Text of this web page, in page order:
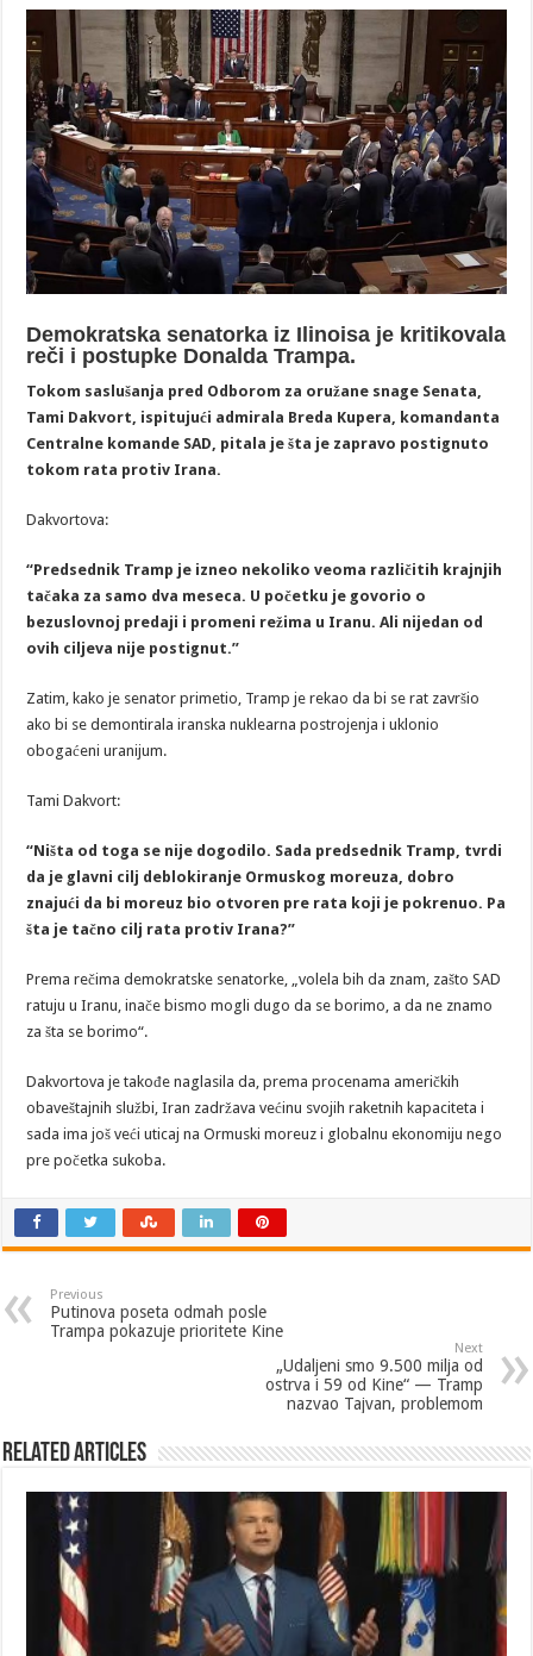
Demokratskа senatorka iz Ilinoisa je kritikovala
reči i postupke Donalda Trampa.
Tokom saslušanja pred Odborom za oružane snage Senata,
Tami Dakvort, ispitujući admirala Breda Kupera, komandanta
Centralne komande SAD, pitala je šta je zapravo postignuto
tokom rata protiv Irana.
Dakvortova:
“Predsednik Tramp je izneo nekoliko veoma različitih krajnjih
tačaka za samo dva meseca. U početku je govorio o
bezuslovnoj predaji i promeni režima u Iranu. Ali nijedan od
ovih ciljeva nije postignut.”
Zatim, kako je senator primetio, Tramp je rekao da bi se rat završio
ako bi se demontirala iranska nuklearna postrojenja i uklonio
obogaćeni uranijum.
Tami Dakvort:
“Ništa od toga se nije dogodilo. Sada predsednik Tramp, tvrdi
da je glavni cilj deblokiranje Ormuskog moreuza, dobro
znajući da bi moreuz bio otvoren pre rata koji je pokrenuo. Pa
šta je tačno cilj rata protiv Irana?”
Prema rečima demokratske senatorke, „volela bih da znam, zašto SAD
ratuju u Iranu, inače bismo mogli dugo da se borimo, a da ne znamo
za šta se borimo“.
Dakvortova je takođe naglasila da, prema procenama američkih
obaveštajnih službi, Iran zadržava većinu svojih raketnih kapaciteta i
sada ima još veći uticaj na Ormuski moreuz i globalnu ekonomiju nego
pre početka sukoba.
Previous
Putinova poseta odmah posle
Trampa pokazuje prioritete Kine
Next
„Udaljeni smo 9.500 milja od
ostrva i 59 od Kine“ — Tramp
nazvao Tajvan, problemom
Related Articles